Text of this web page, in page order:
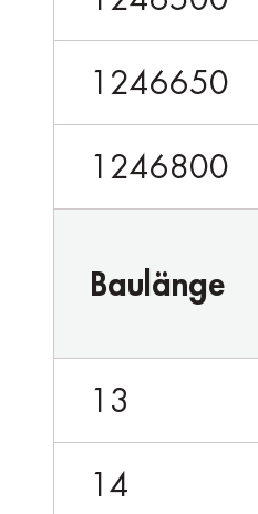
1246650
1246800
Baulänge
13
14